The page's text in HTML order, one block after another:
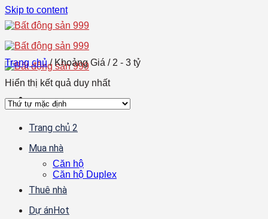
Skip to content
Trang chủ 2
Mua nhà
Căn hộ
Căn hộ Duplex
Thuê nhà
Dự án
Trang chủ /Khoảng Giá /2 - 3 tỷ
Hiển thị kết quả duy nhất